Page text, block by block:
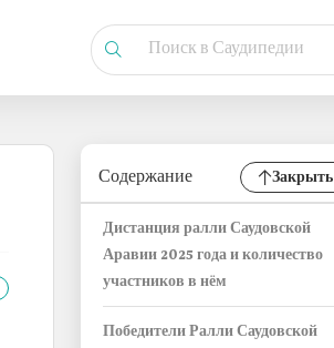
Содержание Закрыть
Дистанция ралли Саудовской
Аравии 2025 года и количество
участников в нём
Победители Ралли Саудовской